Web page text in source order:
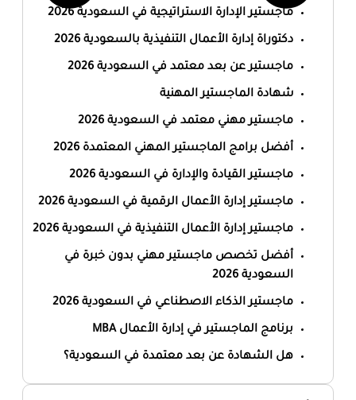
ماجستير الإدارة الاستراتيجية في السعودية 2026
دكتوراة إدارة الأعمال التنفيذية بالسعودية 2026
ماجستير عن بعد معتمد في السعودية 2026
شهادة الماجستير المهنية
ماجستير مهني معتمد في السعودية 2026
أفضل برامج الماجستير المهني المعتمدة 2026
ماجستير القيادة والإدارة في السعودية 2026
ماجستير إدارة الأعمال الرقمية في السعودية 2026
ماجستير إدارة الأعمال التنفيذية في السعودية 2026
أفضل تخصص ماجستير مهني بدون خبرة في
السعودية 2026
ماجستير الذكاء الاصطناعي في السعودية 2026
برنامج الماجستير في إدارة الأعمال MBA
هل الشهادة عن بعد معتمدة في السعودية؟